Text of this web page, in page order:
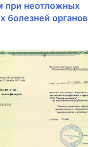
при неотложных
болезней органов